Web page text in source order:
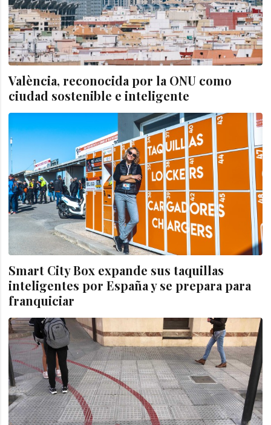
València, reconocida por la ONU como
ciudad sostenible e inteligente
Smart City Box expande sus taquillas
inteligentes por España y se prepara para
franquiciar